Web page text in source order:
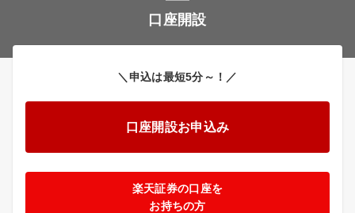
口座開設
＼申込は最短5分～！／
口座開設お申込み
楽天証券の口座を
お持ちの方